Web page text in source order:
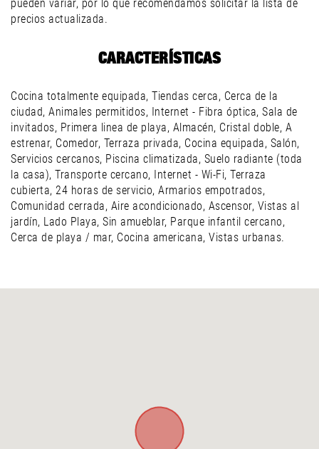
pueden variar, por lo que recomendamos solicitar la lista de
precios actualizada.
CARACTERÍSTICAS
Cocina totalmente equipada, Tiendas cerca, Cerca de la
ciudad, Animales permitidos, Internet - Fibra óptica, Sala de
invitados, Primera linea de playa, Almacén, Cristal doble, A
estrenar, Comedor, Terraza privada, Cocina equipada, Salón,
Servicios cercanos, Piscina climatizada, Suelo radiante (toda
la casa), Transporte cercano, Internet - Wi-Fi, Terraza
cubierta, 24 horas de servicio, Armarios empotrados,
Comunidad cerrada, Aire acondicionado, Ascensor, Vistas al
jardín, Lado Playa, Sin amueblar, Parque infantil cercano,
Cerca de playa / mar, Cocina americana, Vistas urbanas.